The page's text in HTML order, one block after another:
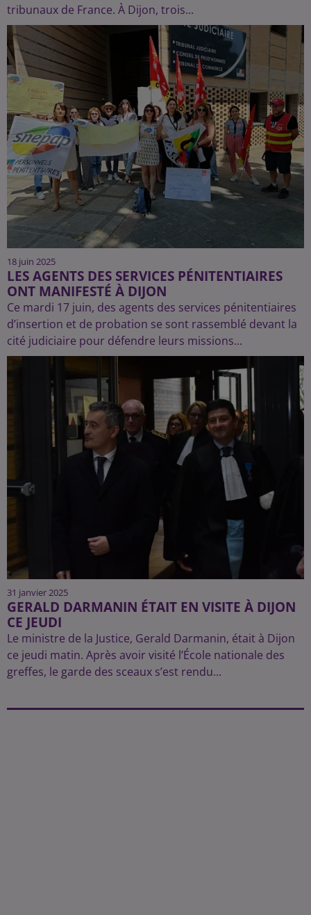
tribunaux de France. À Dijon, trois...
18 juin 2025
LES AGENTS DES SERVICES PÉNITENTIAIRES
ONT MANIFESTÉ À DIJON
Ce mardi 17 juin, des agents des services pénitentiaires
d’insertion et de probation se sont rassemblé devant la
cité judiciaire pour défendre leurs missions...
31 janvier 2025
GERALD DARMANIN ÉTAIT EN VISITE À DIJON
CE JEUDI
Le ministre de la Justice, Gerald Darmanin, était à Dijon
ce jeudi matin. Après avoir visité l’École nationale des
greffes, le garde des sceaux s’est rendu...